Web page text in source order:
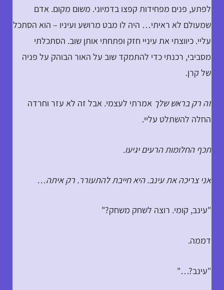
לפתע, פנים מפחידות קפצו בדמיוני. משום מקום. אדם
שמעולם לא ראיתי… היה לו מבט מרושע ועיניו – הוא הסתכל
עליי. כיווצתי את עיניי חזק ופתחתי אותן שוב. הסתכלתי
מסביבי, רכנתי כדי להתמקד שוב על האור הבוהק על פניה
של קרן.
זה רק בראש שלך אמרתי לעצמי. אבל זה לא עזר וחרדה
החלה להשתלט עליי.
תכף החלומות הרעים יגיעו.
אני צריכה את עינב. היא חייבת להתעורר. רק איתה…
"עינב, קומי. רוצה לשחק משחק?"
דממה.
"עינב?…"